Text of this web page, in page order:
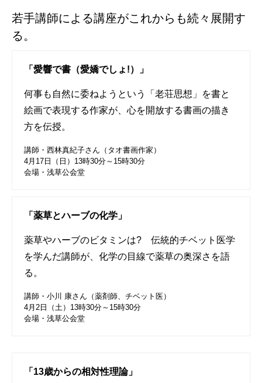
若手講師による講座がこれからも続々展開す
る。
「愛響で書（愛嬌でしょ!）」
何事も自然に委ねようという「老荘思想」を書と
絵画で表現する作家が、心を開放する書画の描き
方を伝授。
講師・西林真紀子さん（タオ書画作家）
4月17日（日）13時30分～15時30分
会場・浅草公会堂
「薬草とハーブの化学」
薬草やハーブのビタミンは? 伝統的チベット医学
を学んだ講師が、化学の目線で薬草の奥深さを語
る。
講師・小川 康さん（薬剤師、チベット医）
4月2日（土）13時30分～15時30分
会場・浅草公会堂
「13歳からの相対性理論」